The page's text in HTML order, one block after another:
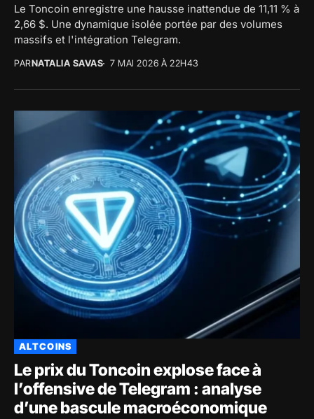
Le Toncoin enregistre une hausse inattendue de 11,11 % à
2,66 $. Une dynamique isolée portée par des volumes
massifs et l'intégration Telegram.
PARNATALIA SAVAS 7 MAI 2026 À 22H43
ALTCOINS
Le prix du Toncoin explose face à
l’offensive de Telegram : analyse
d’une bascule macroéconomique